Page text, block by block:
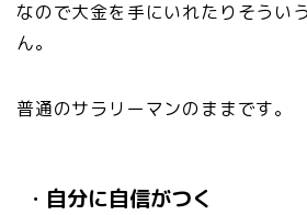
なので大金を手にいれたりそうい
ん。
普通のサラリーマンのままです。
・ 自分に自信がつく